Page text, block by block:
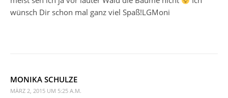
wünsch Dir schon mal ganz viel Spaß!LGMoni
MONIKA SCHULZE
MÄRZ 2, 2015 UM 5:25 A.M.